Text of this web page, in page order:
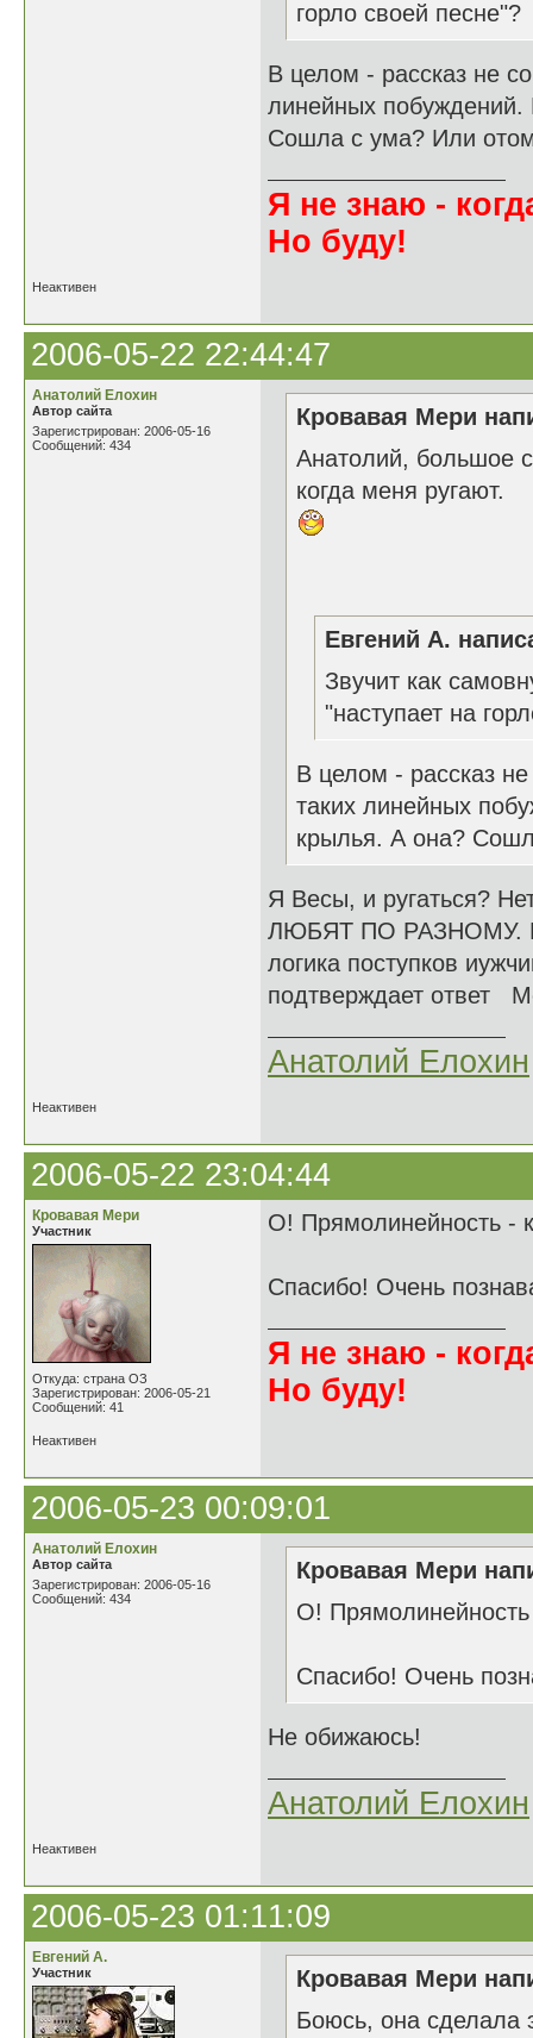
горло своей песне"?
В целом - рассказ не
линейных побуждений.
Сошла с ума? Или
Я не знаю -
Но буду!
Неактивен
2006-05-22 22:44:47
Анатолий Елохин
Автор сайта
Зарегистрирован: 2006-05-16
Сообщений: 434
Кровавая Мери
Анатолий, большое
когда меня ругают.
Евгений А.
Звучит как
"наступает на
В целом - рассказ
таких линейных
крылья. А она?
Я Весы, и ругаться?
ЛЮБЯТ ПО РАЗНОМУ.
логика поступков
подтверждает ответ
Анатолий Елохин
Неактивен
2006-05-22 23:04:44
Кровавая Мери
Участник
Откуда: страна ОЗ
Зарегистрирован: 2006-05-21
Сообщений: 41
О! Прямолинейность -
Спасибо! Очень
Я не знаю -
Но буду!
Неактивен
2006-05-23 00:09:01
Анатолий Елохин
Автор сайта
Зарегистрирован: 2006-05-16
Сообщений: 434
Кровавая Мери
О! Прямолинейность
Спасибо! Очень
Не обижаюсь!
Анатолий Елохин
Неактивен
2006-05-23 01:11:09
Евгений А.
Участник
Кровавая Мери
Боюсь, она сделала